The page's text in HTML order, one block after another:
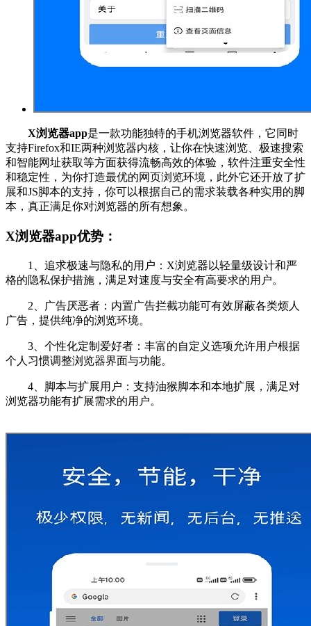
X浏览器app是一款功能独特的手机浏览器软件，它同时
支持Firefox和IE两种浏览器内核，让你在快速浏览、极速搜索
和智能网址获取等方面获得流畅高效的体验，软件注重安全性
和稳定性，为你打造最优的网页浏览环境，此外它还开放了扩
展和JS脚本的支持，你可以根据自己的需求装载各种实用的脚
本，真正满足你对浏览器的所有想象。
X浏览器app优势：
1、追求极速与隐私的用户：X浏览器以轻量级设计和严
格的隐私保护措施，满足对速度与安全有高要求的用户。
2、广告厌恶者：内置广告拦截功能可有效屏蔽各类烦人
广告，提供纯净的浏览环境。
3、个性化定制爱好者：丰富的自定义选项允许用户根据
个人习惯调整浏览器界面与功能。
4、脚本与扩展用户：支持油猴脚本和本地扩展，满足对
浏览器功能有扩展需求的用户。